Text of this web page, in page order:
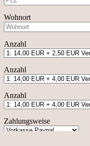
Wohnort
Anzahl
Anzahl
Anzahl
Zahlungsweise